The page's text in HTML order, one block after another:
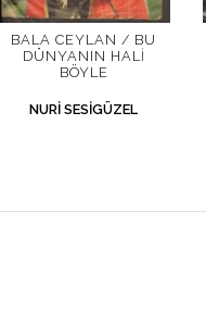
BALA CEYLAN / BU
DÜNYANIN HALI
BÖYLE
NURI SESIGÜZEL